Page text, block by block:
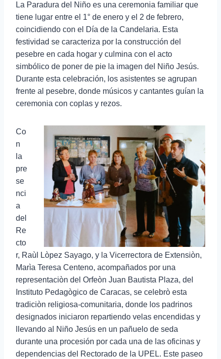
La Paradura del Niño es una ceremonia familiar que
tiene lugar entre el 1° de enero y el 2 de febrero,
coincidiendo con el Día de la Candelaria. Esta
festividad se caracteriza por la construcción del
pesebre en cada hogar y culmina con el acto
simbólico de poner de pie la imagen del Niño Jesús.
Durante esta celebración, los asistentes se agrupan
frente al pesebre, donde músicos y cantantes guían la
ceremonia con coplas y rezos.
Co
n
la
pre
se
nci
a
del
Re
cto
r, Raùl Lòpez Sayago, y la Vicerrectora de Extensiòn,
Marìa Teresa Centeno, acompañados por una
representaciòn del Orfeòn Juan Bautista Plaza, del
Instituto Pedagògico de Caracas, se celebrò esta
tradiciòn religiosa-comunitaria, donde los padrinos
designados iniciaron repartiendo velas encendidas y
llevando al Niño Jesús en un pañuelo de seda
durante una procesión por cada una de las oficinas y
dependencias del Rectorado de la UPEL. Este paseo